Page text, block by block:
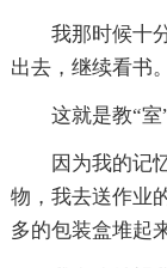
我那时候十分
出去，继续看书。
这就是教“室”
因为我的记忆
物，我去送作业
多的包装盒堆起